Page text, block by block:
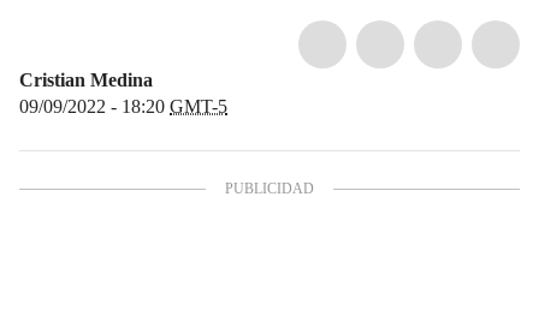
Cristian Medina
09/09/2022 - 18:20 GMT-5